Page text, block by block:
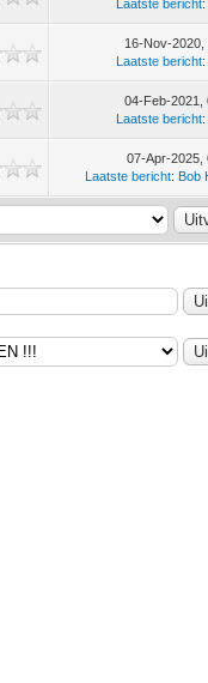
Laatste bericht
16-Nov-2020,
Laatste bericht
04-Feb-2021,
Laatste bericht
07-Apr-2025,
Laatste bericht: Bob